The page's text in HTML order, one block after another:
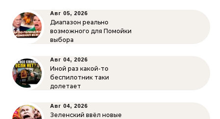
Авг 05, 2026
Диапазон реально
возможного для Помойки
выбора
Авг 04, 2026
Иной раз какой-то
беспилотник таки
долетает
Авг 04, 2026
Зеленский ввёл новые